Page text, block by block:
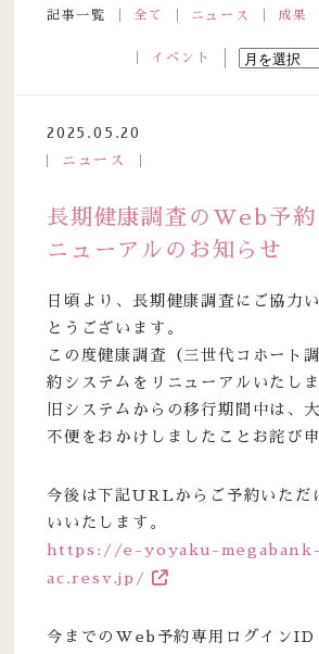
記事一覧 全て ニュース 成果
イベント
2025.05.20
ニュース
長期健康調査のWeb予約
ニューアルのお知らせ
日頃より、長期健康調査にご協力
とうございます。
この度健康調査（三世代コホート
約システムをリニューアルいたしま
旧システムからの移行期間中は、
不便をおかけしましたことお詫び
今後は下記URLからご予約いただ
いいたします。
https://e-yoyaku-
ac.resv.jp/
今までのWeb予約専用ログインID